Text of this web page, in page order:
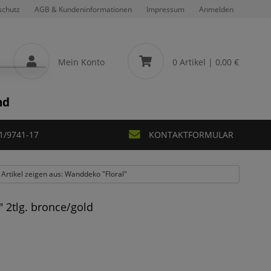
AGB & Kundeninformationen Impressum Anmelden
Mein Konto 0 Artikel | 0,00 €
9741-17 KONTAKTFORMULAR
zeigen aus: Wanddeko "Floral"
2tlg. bronce/gold